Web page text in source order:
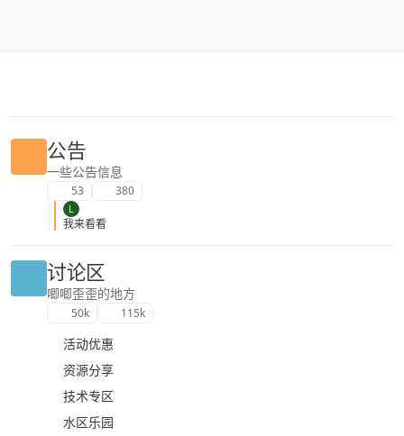
公告
一些公告信息
53 380
L
我来看看
讨论区
唧唧歪歪的地方
50k 115k
活动优惠
资源分享
技术专区
水区乐园